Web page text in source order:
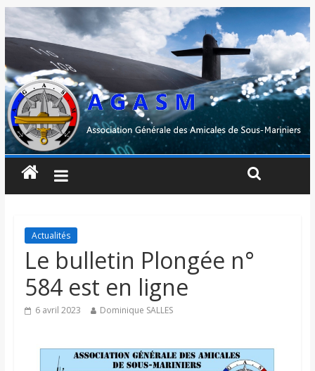
Actualités
Le bulletin Plongée n°
584 est en ligne
6 avril 2023 Dominique SALLES